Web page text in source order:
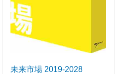
未来市場 2019-2028